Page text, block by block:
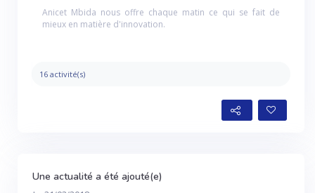
Anicet Mbida nous offre chaque matin ce qui se fait de
mieux en matière d'innovation.
16 activité(s)
Une actualité a été ajouté(e)